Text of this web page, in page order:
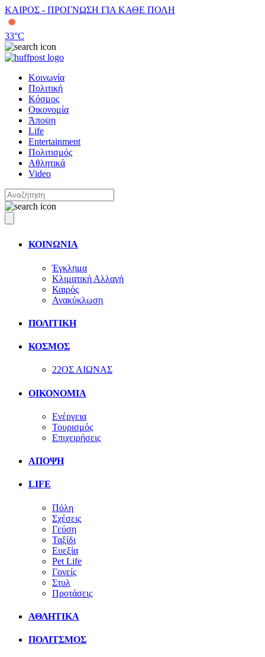
ΚΑΙΡΟΣ - ΠΡΟΓΝΩΣΗ ΓΙΑ ΚΑΘΕ ΠΟΛΗ
33°C
Κοινωνία
Πολιτική
Κόσμος
Οικονομία
Άποψη
Life
Entertainment
Πολιτισμός
Αθλητικά
Video
ΚΟΙΝΩΝΙΑ
Έγκλημα
Κλιματική Αλλαγή
Καιρός
Ανακύκλωση
ΠΟΛΙΤΙΚΗ
ΚΟΣΜΟΣ
22ΟΣ ΑΙΩΝΑΣ
ΟΙΚΟΝΟΜΙΑ
Ενέργεια
Τουρισμός
Επιχειρήσεις
ΑΠΟΨΗ
LIFE
Πόλη
Σχέσεις
Γεύση
Ταξίδι
Ευεξία
Pet Life
Γονείς
Στυλ
Προτάσεις
ΑΘΛΗΤΙΚΑ
ΠΟΛΙΤΣΜΟΣ